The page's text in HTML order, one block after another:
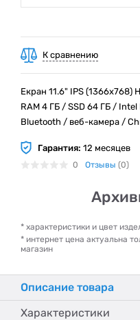
К сравнению
Екран 11.6" IPS (1366x768)
RAM 4 ГБ / SSD 64 ГБ /
Bluetooth / веб-камера /
Гарантия: 12 месяцев
0 Отзывы (0)
* характеристики и цвет
* интернет цена актуальна
магазин
Описание товара
Характеристики